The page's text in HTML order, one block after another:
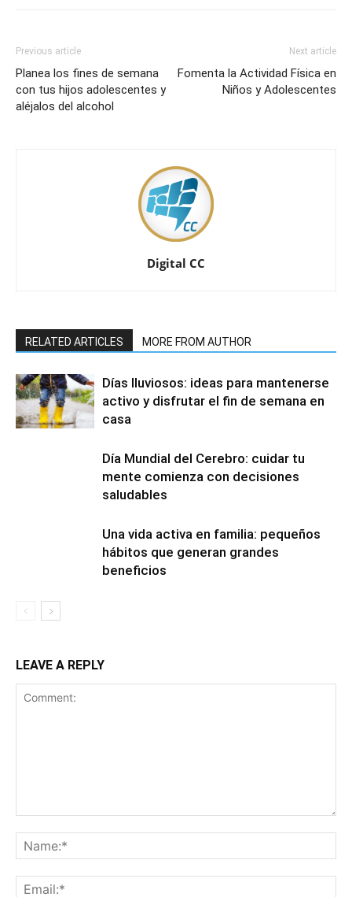
Previous article
Planea los fines de semana
con tus hijos adolescentes y
aléjalos del alcohol
Next article
Fomenta la Actividad Física en
Niños y Adolescentes
Digital CC
RELATED ARTICLES MORE FROM AUTHOR
Días lluviosos: ideas para mantenerse
activo y disfrutar el fin de semana en
casa
Día Mundial del Cerebro: cuidar tu
mente comienza con decisiones
saludables
Una vida activa en familia: pequeños
hábitos que generan grandes
beneficios
LEAVE A REPLY